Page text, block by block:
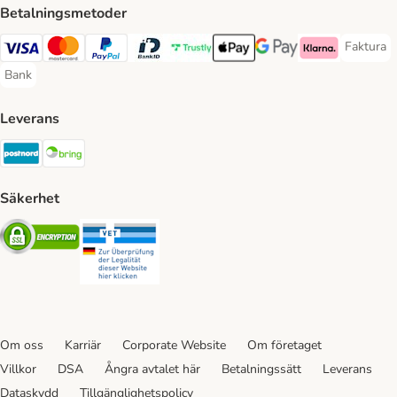
Betalningsmetoder
Visa Payment Method
Mastercard Payment Method
PayPal Payment Method
BankID Payment Method
Trustly Payment Method
Apple Pay Payment Method
Googple Pay Payment
Klarna Payment
Faktura
Faktura
Bank
Bank Payment Method
Leverans
Postnord Shipping Method
Säkerhet
Security
Om oss Karriär Corporate Website
Om företaget
Villkor
DSA Ångra avtalet här Betalningssätt
Leverans
Dataskydd
Tillgänglighetspolicy